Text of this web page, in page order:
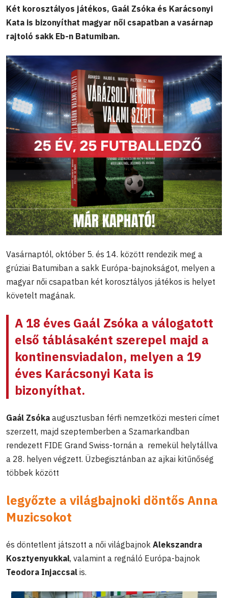
Két korosztályos játékos, Gaál Zsóka és Karácsonyi
Kata is bizonyíthat magyar női csapatban a vasárnap
rajtoló sakk Eb-n Batumiban.
Vasárnaptól, október 5. és 14. között rendezik meg a
grúziai Batumiban a sakk Európa-bajnokságot, melyen a
magyar női csapatban két korosztályos játékos is helyet
követelt magának.
A 18 éves Gaál Zsóka a válogatott
első táblásaként szerepel majd a
kontinensviadalon, melyen a 19
éves Karácsonyi Kata is
bizonyíthat.
Gaál Zsóka augusztusban férfi nemzetközi mesteri címet
szerzett, majd szeptemberben a Szamarkandban
rendezett FIDE Grand Swiss-tornán a remekül helytállva
a 28. helyen végzett. Üzbegisztánban az ajkai kitűnőség
többek között
legyőzte a világbajnoki döntős Anna
Muzicsokot
és döntetlent játszott a női világbajnok Alekszandra
Kosztyenyukkal, valamint a regnáló Európa-bajnok
Teodora Injaccsal is.